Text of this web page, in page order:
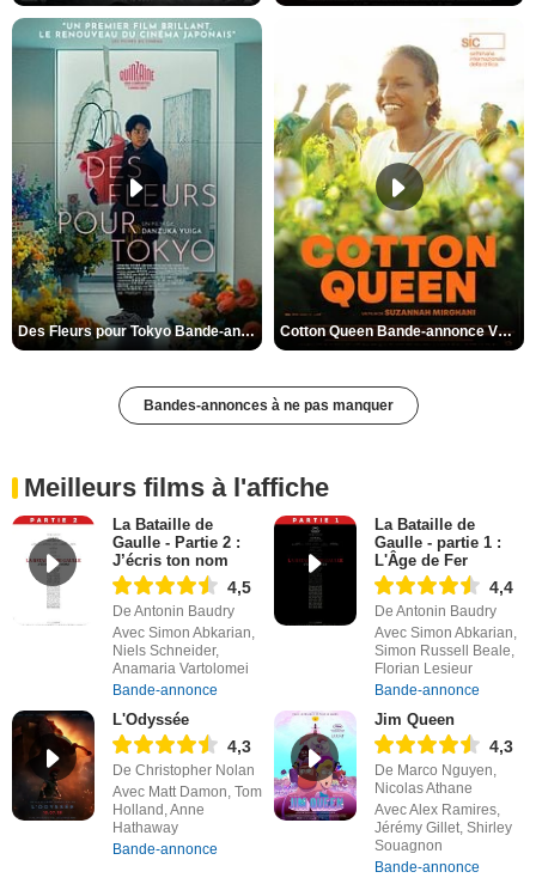
Des Fleurs pour Tokyo Bande-annonce VO STFR Cotton Queen Bande-annonce VO STFR
Bandes-annonces à ne pas manquer
Meilleurs films à l'affiche
La Bataille de
Gaulle - Partie 2 :
J’écris ton nom
4,5
De Antonin Baudry
Avec Simon Abkarian,
Niels Schneider,
Anamaria Vartolomei
Bande-annonce
La Bataille de
Gaulle - partie 1 :
L'Âge de Fer
4,4
De Antonin Baudry
Avec Simon Abkarian,
Simon Russell Beale,
Florian Lesieur
Bande-annonce
L'Odyssée
4,3
De Christopher Nolan
Avec Matt Damon, Tom
Holland, Anne
Hathaway
Bande-annonce
Jim Queen
4,3
De Marco Nguyen,
Nicolas Athane
Avec Alex Ramires,
Jérémy Gillet, Shirley
Souagnon
Bande-annonce